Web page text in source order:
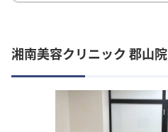
湘南美容クリニック 郡山院